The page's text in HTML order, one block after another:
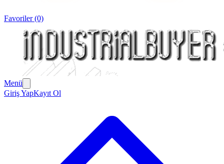
Favoriler (0)
Menü
Giriş YapKayıt Ol